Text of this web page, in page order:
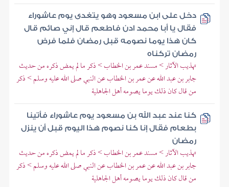
دخل على ابن مسعود وهو يتغدى يوم عاشوراء
فقال يا أبا محمد ادن فاطعم قال إني صائم قال
كان هذا يوما نصومه قبل رمضان فلما فرض
رمضان تركناه
تهذيب الآثار > مسند عمر بن الخطاب > ذكر ما لم يمض ذكره من حديث
جابر بن عبد الله عن عمر بن الخطاب عن النبي صلى الله عليه وسلم > ذكر
من قال كان ذلك يوما يصومه أهل الجاهلية
كنا عند عبد الله بن مسعود يوم عاشوراء فأتينا
بطعام فقال إنا كنا نصوم هذا اليوم قبل أن ينزل
رمضان
تهذيب الآثار > مسند عمر بن الخطاب > ذكر ما لم يمض ذكره من حديث
جابر بن عبد الله عن عمر بن الخطاب عن النبي صلى الله عليه وسلم > ذكر
من قال كان ذلك يوما يصومه أهل الجاهلية